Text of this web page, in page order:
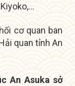
cơ quan ban
quan tỉnh An
An Asuka sở